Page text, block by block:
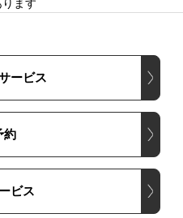
ます
ービス
約
ビス